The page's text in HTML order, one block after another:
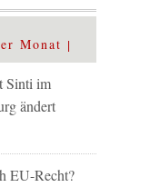
Monat
Sinti im
ändert
EU-Recht?